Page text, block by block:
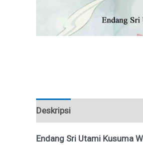
Deskripsi
Endang Sri Utami Kusuma